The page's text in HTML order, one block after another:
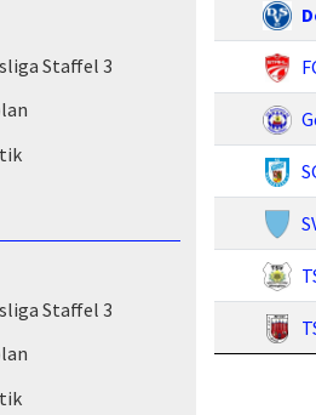
Staffel 3
Staffel 3